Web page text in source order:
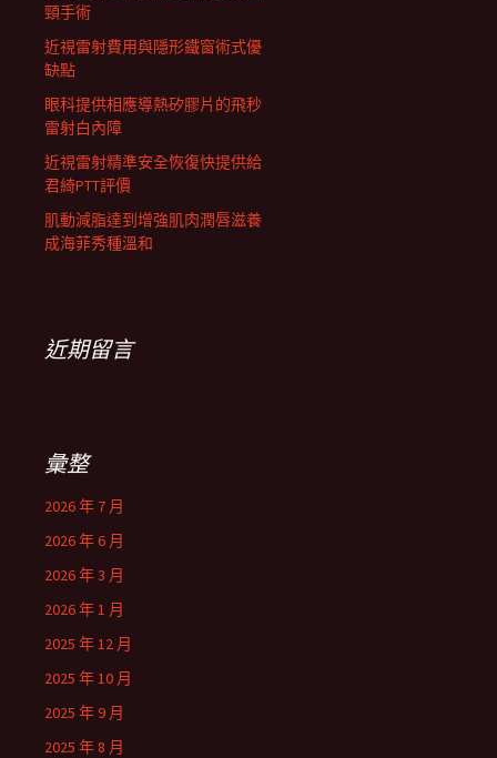
頸手術
近視雷射費用與隱形鐵窗術式優
缺點
眼科提供相應導熱矽膠片的飛秒
雷射白內障
近視雷射精準安全恢復快提供給
君綺PTT評價
肌動減脂達到增強肌肉潤唇滋養
成海菲秀種溫和
近期留言
彙整
2026 年 7 月
2026 年 6 月
2026 年 3 月
2026 年 1 月
2025 年 12 月
2025 年 10 月
2025 年 9 月
2025 年 8 月